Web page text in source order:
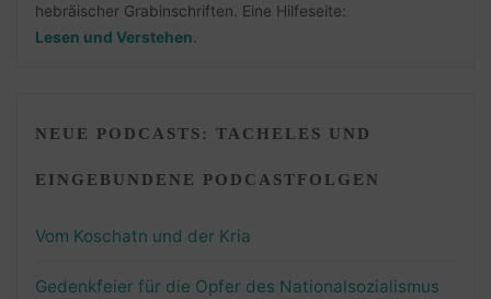
hebräischer Grabinschriften. Eine Hilfeseite:
Lesen und Verstehen
NEUE PODCASTS: TACHELES UND
EINGEBUNDENE PODCASTFOLGEN
Vom Koschatn und der Kria
Gedenkfeier für die Opfer des Nationalsozialismus